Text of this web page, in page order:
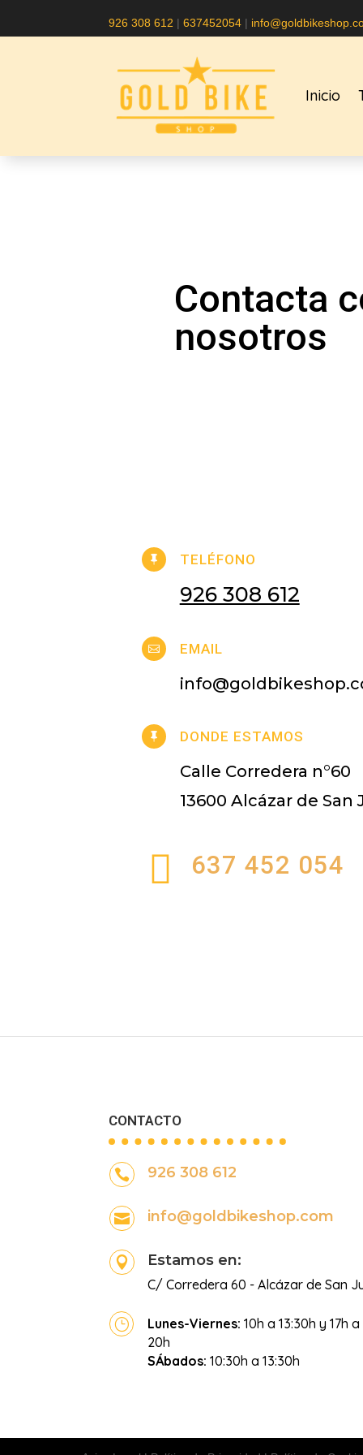
926 308 612 |637452054 |
Inicio
Contacta
nosotros
 TELÉFONO
926 308 612
 EMAIL
 DONDE ESTAMOS
Calle Corredera n°60
13600 Alcázar de San
 637 452 054
CONTACTO
 926 308 612
 info@goldbikeshop.com
 Estamos en:
C/ Corredera 60 - Alcázar de San
} Lunes-Viernes: 10h a 13:30h y 17h a
20h
SÁbados: 10:30h a 13:30h